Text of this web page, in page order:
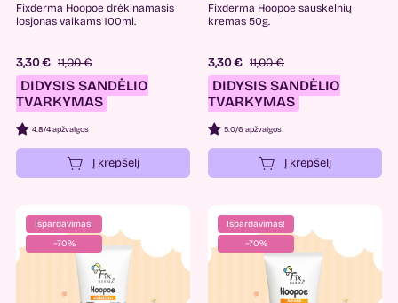
Fixderma Hoopoe drėkinamasis
losjonas vaikams 100ml.
3,30 € 11,00 €
DIDYSIS SANDĖLIO
TVARKYMAS
4.8/4 apžvalgos
Į krepšelį
Fixderma Hoopoe sauskelnių
kremas 50g.
3,30 € 11,00 €
DIDYSIS SANDĖLIO
TVARKYMAS
5.0/6 apžvalgos
Į krepšelį
Išpardavimas!
−70%
Išpardavimas!
−70%